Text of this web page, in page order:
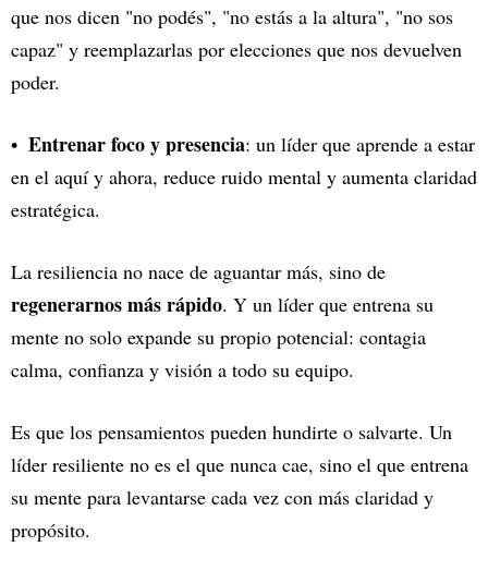
que nos dicen "no podés", "no estás a la altura", "no sos
capaz" y reemplazarlas por elecciones que nos devuelven
poder.
Entrenar foco y presencia: un líder que aprende a estar
en el aquí y ahora, reduce ruido mental y aumenta claridad
estratégica.
La resiliencia no nace de aguantar más, sino de
regenerarnos más rápido. Y un líder que entrena su
mente no solo expande su propio potencial: contagia
calma, confianza y visión a todo su equipo.
Es que los pensamientos pueden hundirte o salvarte. Un
líder resiliente no es el que nunca cae, sino el que entrena
su mente para levantarse cada vez con más claridad y
propósito.